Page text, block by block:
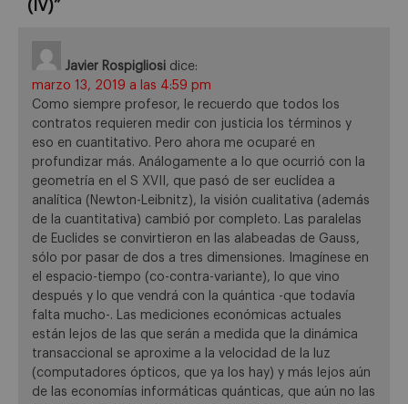
(IV)”
Javier Rospigliosi dice:
marzo 13, 2019 a las 4:59 pm
Como siempre profesor, le recuerdo que todos los
contratos requieren medir con justicia los términos y
eso en cuantitativo. Pero ahora me ocuparé en
profundizar más. Análogamente a lo que ocurrió con la
geometría en el S XVII, que pasó de ser euclídea a
analítica (Newton-Leibnitz), la visión cualitativa (además
de la cuantitativa) cambió por completo. Las paralelas
de Euclides se convirtieron en las alabeadas de Gauss,
sólo por pasar de dos a tres dimensiones. Imagínese en
el espacio-tiempo (co-contra-variante), lo que vino
después y lo que vendrá con la quántica -que todavía
falta mucho-. Las mediciones económicas actuales
están lejos de las que serán a medida que la dinámica
transaccional se aproxime a la velocidad de la luz
(computadores ópticos, que ya los hay) y más lejos aún
de las economías informáticas quánticas, que aún no las